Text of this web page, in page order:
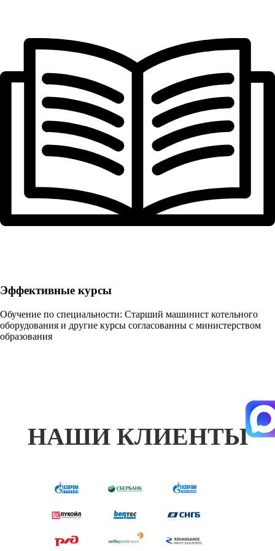
Эффективные курсы
Обучение по специальности: Старший машинист котельного
оборудования и другие курсы согласованны с министерством
образования
НАШИ КЛИЕНТЫ